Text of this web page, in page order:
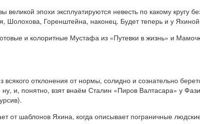
эпохи эксплуатируются невесть по какому кругу
Горенштейна, наконец. Будет теперь и у
и колоритные Мустафа из «Путевки в жизнь» и
отклонения от нормы, солидно и сознательно
и, понятно, взят внаём Сталин «Пиров Валтасара» у
от шаблонов Яхина, когда описывает пограничные